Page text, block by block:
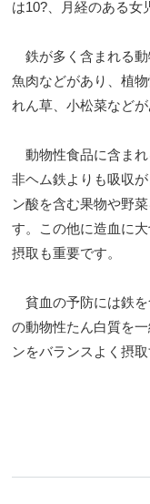
は10?、月経のある女
鉄が多く含まれる動
魚肉などがあり、植
れん草、小松菜などが
動物性食品に含まれ
非ヘム鉄よりも吸収
ン酸を含む果物や野
す。この他に造血に
摂取も重要です。
貧血の予防には鉄を
の動物性たん白質を
ンをバランスよく摂